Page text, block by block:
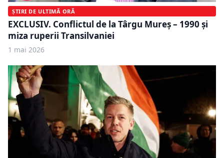
ȘTIRI DE ULTIMĂ ORĂ
EXCLUSIV. Conflictul de la Târgu Mureș – 1990 și
miza ruperii Transilvaniei
1 mai 2026